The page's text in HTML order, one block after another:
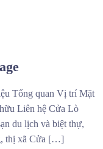
Tổng quan Vị trí Mặt
Liên hệ Cửa Lò
du lịch và biệt thự,
thị xã Cửa […]